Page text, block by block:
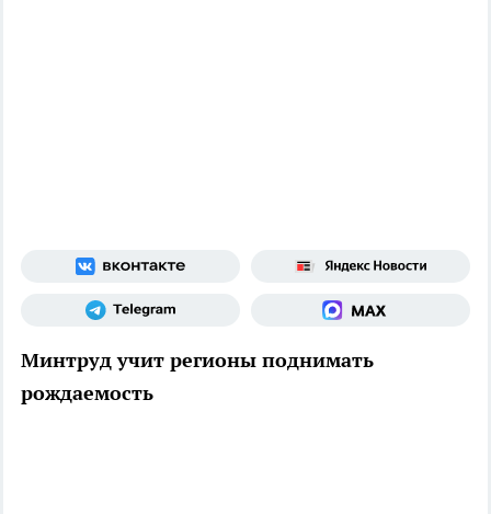
Минтруд учит регионы поднимать
рождаемость